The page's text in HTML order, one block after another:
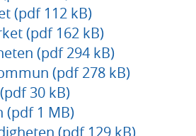
(pdf 112 kB)
(pdf 162 kB)
(pdf 294 kB)
(pdf 278 kB)
30 kB)
(pdf 1 MB)
(pdf 129 kB)